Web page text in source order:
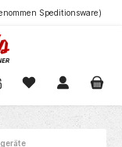
Speditionsware)